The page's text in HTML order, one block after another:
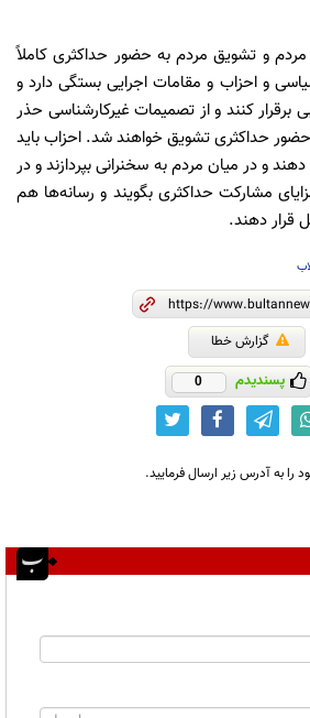
و تشویق مردم به حضور حداکثری کاملاً
و احزاب و مقامات اجرایی بستگی دارد و
برقرار کنند و از تصمیمات غیرکارشناسی حذر
حداکثری تشویق خواهند شد. احزاب باید
دهند و در میان مردم به سخنرانی بپردازند و در
مشارکت حداکثری بگویند و رسانه‌ها هم
قرار دهند.
گزارش خطا
پسندیدم 0
را به آدرس زیر ارسال فرمایید.